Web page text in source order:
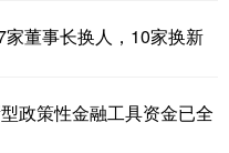
董事长换人，10家换新
政策性金融工具资金已全